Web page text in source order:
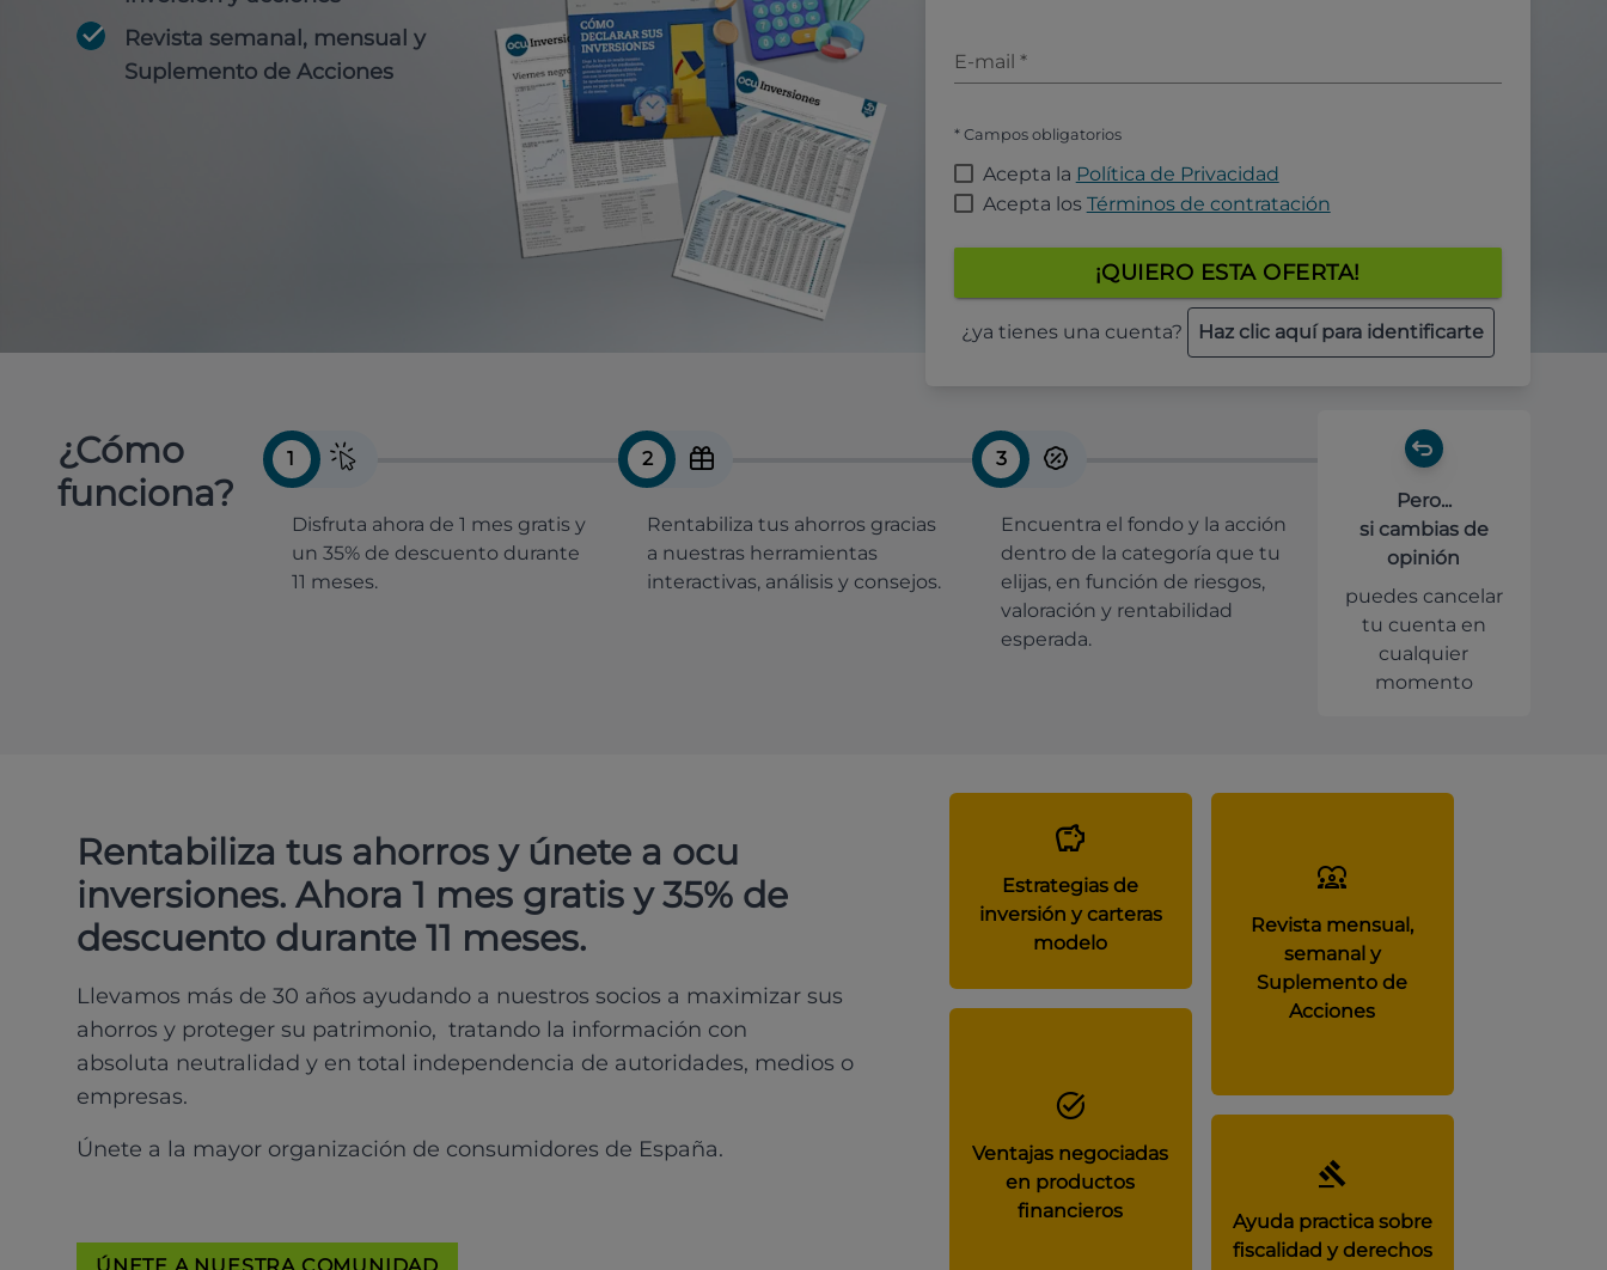
Revista semanal, mensual y
Suplemento de Acciones
E-mail *
* Campos obligatorios
Acepta la Política de Privacidad
Acepta los Términos de contratación
¡QUIERO ESTA OFERTA!
¿ya tienes una cuenta? Haz clic aquí para identificarte
¿Cómo
funciona?
1
Disfruta ahora de 1 mes gratis y
un 35% de descuento durante
11 meses.
2
Rentabiliza tus ahorros gracias
a nuestras herramientas
interactivas, análisis y consejos.
3
Encuentra el fondo y la acción
dentro de la categoría que tu
elijas, en función de riesgos,
valoración y rentabilidad
esperada.
Pero...
si cambias de
opinión
puedes cancelar
tu cuenta en
cualquier
momento
Rentabiliza tus ahorros y únete a ocu
inversiones. Ahora 1 mes gratis y 35% de
descuento durante 11 meses.
Llevamos más de 30 años ayudando a nuestros socios a maximizar sus
ahorros y proteger su patrimonio, tratando la información con
absoluta neutralidad y en total independencia de autoridades, medios o
empresas.
Únete a la mayor organización de consumidores de España.
Estrategias de
inversión y carteras
modelo
Revista mensual,
semanal y
Suplemento de
Acciones
Ventajas negociadas
en productos
financieros
Ayuda practica sobre
fiscalidad y derechos